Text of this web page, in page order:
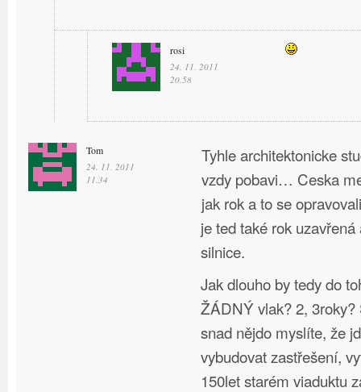
rosi
24. 11. 2011
20.58
Tom
24. 11. 2011
11.34
Tyhle architektonicke
vzdy pobavi… Ceska
jak rok a to se
je ted také rok
silnice.
Jak dlouho by tedy do
ŽÁDNÝ vlak? 2,
snad nějdo myslíte, že
vybudovat zastřešení,
150let starém viaduktu